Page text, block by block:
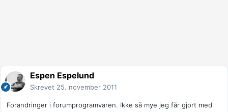
Espen Espelund
Skrevet 25. november 2011
Forandringer i forumprogramvaren. Ikke så mye jeg får gjort med